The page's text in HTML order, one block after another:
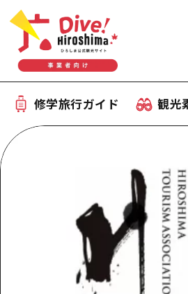
修学旅行ガイド 観光
修学旅行ガイド
体験型学習プロ
おすすめモデルコ
産業・体験 観光
お役立ち情報
事前・事後学習
旅行会社様向け
観光素材
統計データ
補助金情報
公募入札情報